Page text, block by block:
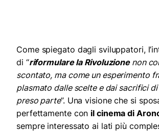
Come spiegato dagli sviluppatori,
di “riformulare la Rivoluzionenon
scontato, ma come un esperimento
plasmato dalle scelte e dai sacrifici
preso parte”. Una visione che si
perfettamente con il cinema di
sempre interessato ai lati più